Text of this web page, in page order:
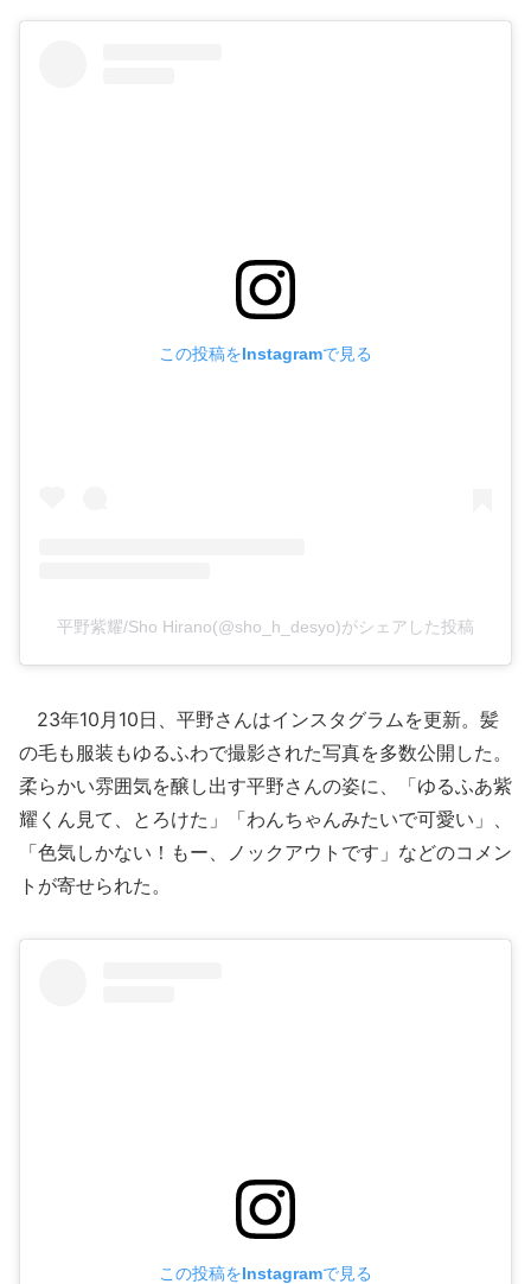
この投稿をInstagramで見る
平野紫耀/Sho Hirano(@sho_h_desyo)がシェアした投稿
23年10月10日、平野さんはインスタグラムを更新。髪
の毛も服装もゆるふわで撮影された写真を多数公開した。
柔らかい雰囲気を醸し出す平野さんの姿に、「ゆるふあ紫
耀くん見て、とろけた」「わんちゃんみたいで可愛い」、
「色気しかない！もー、ノックアウトです」などのコメン
トが寄せられた。
この投稿をInstagramで見る